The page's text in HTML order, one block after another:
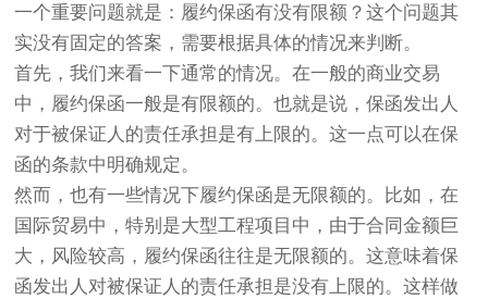
一个重要问题就是：履约保函有没有限额？这个问题其
实没有固定的答案，需要根据具体的情况来判断。
首先，我们来看一下通常的情况。在一般的商业交易
中，履约保函一般是有限额的。也就是说，保函发出人
对于被保证人的责任承担是有上限的。这一点可以在保
函的条款中明确规定。
然而，也有一些情况下履约保函是无限额的。比如，在
国际贸易中，特别是大型工程项目中，由于合同金额巨
大，风险较高，履约保函往往是无限额的。这意味着保
函发出人对被保证人的责任承担是没有上限的。这样做